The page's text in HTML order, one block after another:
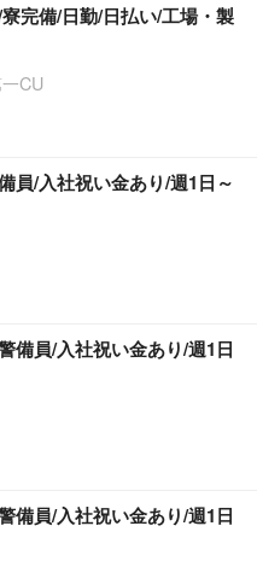
完備/日勤/日払い/工場・製
CU
員/入社祝い金あり/週1日～
備員/入社祝い金あり/週1日
備員/入社祝い金あり/週1日